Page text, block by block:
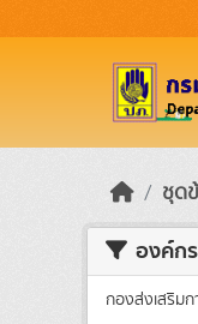
ชุด
องค์กร
กองส่งเสริม